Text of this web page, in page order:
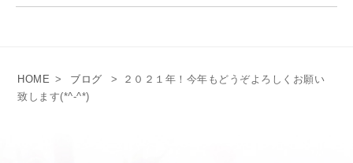
HOME > ブログ >
２０２１年！今年もどうぞよろしくお願い
致します(*^-^*)